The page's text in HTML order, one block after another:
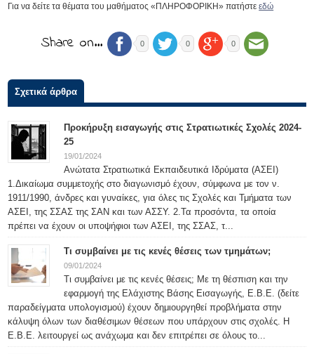
Για να δείτε τα θέματα του μαθήματος «ΠΛΗΡΟΦΟΡΙΚΗ» πατήστεεδώ
Share on… 0 0 0
Σχετικά άρθρα
Προκήρυξη εισαγωγής στις Στρατιωτικές Σχολές 2024-
25
19/01/2024
Ανώτατα Στρατιωτικά Εκπαιδευτικά Ιδρύματα (ΑΣΕΙ)
1.Δικαίωμα συμμετοχής στο διαγωνισμό έχουν, σύμφωνα με τον ν.
1911/1990, άνδρες και γυναίκες, για όλες τις Σχολές και Τμήματα των
ΑΣΕΙ, της ΣΣΑΣ της ΣΑΝ και των ΑΣΣΥ. 2.Τα προσόντα, τα οποία
πρέπει να έχουν οι υποψήφιοι των ΑΣΕΙ, της ΣΣΑΣ, τ...
Τι συμβαίνει με τις κενές θέσεις των τμημάτων;
09/01/2024
Τι συμβαίνει με τις κενές θέσεις; Με τη θέσπιση και την
εφαρμογή της Ελάχιστης Βάσης Εισαγωγής, Ε.Β.Ε. (δείτε
παραδείγματα υπολογισμού) έχουν δημιουργηθεί προβλήματα στην
κάλυψη όλων των διαθέσιμων θέσεων που υπάρχουν στις σχολές. Η
Ε.Β.Ε. λειτουργεί ως ανάχωμα και δεν επιτρέπει σε όλους το...